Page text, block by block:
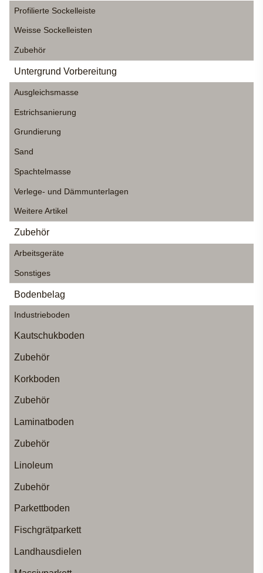
Profilierte Sockelleiste
Weisse Sockelleisten
Zubehör
Untergrund Vorbereitung
Ausgleichsmasse
Estrichsanierung
Grundierung
Sand
Spachtelmasse
Verlege- und Dämmunterlagen
Weitere Artikel
Zubehör
Arbeitsgeräte
Sonstiges
Bodenbelag
Industrieboden
Kautschukboden
Zubehör
Korkboden
Zubehör
Laminatboden
Zubehör
Linoleum
Zubehör
Parkettboden
Fischgrätparkett
Landhausdielen